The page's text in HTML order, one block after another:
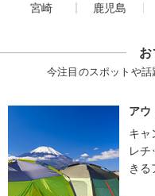
宮崎
鹿児島
お
今注目のスポットや
アウ
キャ
レチ
きる